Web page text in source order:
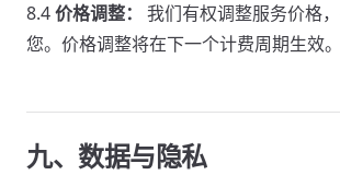
8.4价格调整：
我们有权调整服务价格
您。价格调整将在下一个计费周期生效。
九、数据与隐私